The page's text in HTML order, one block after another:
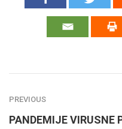
PREVIOUS
PANDEMIJE VIRUSNE